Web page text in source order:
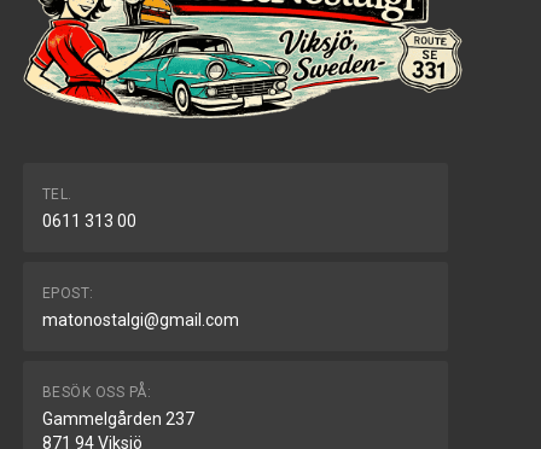
TEL.
0611 313 00
EPOST:
matonostalgi@gmail.com
BESÖK OSS PÅ:
Gammelgården 237
871 94 Viksjö